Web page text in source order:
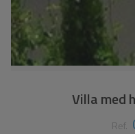
Villa med
Ref.